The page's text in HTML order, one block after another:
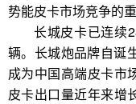
势能皮卡市场竞争的重
长城皮卡已连续
辆。长城炮品牌自诞
成为中国高端皮卡市
皮卡出口量近年来增